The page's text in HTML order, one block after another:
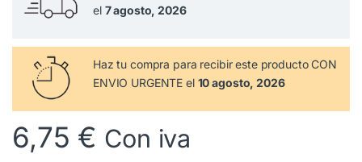
el 7 agosto, 2026
Haz tu compra para recibir este producto CON
ENVIO URGENTE el 10 agosto, 2026
6,75 € Con iva